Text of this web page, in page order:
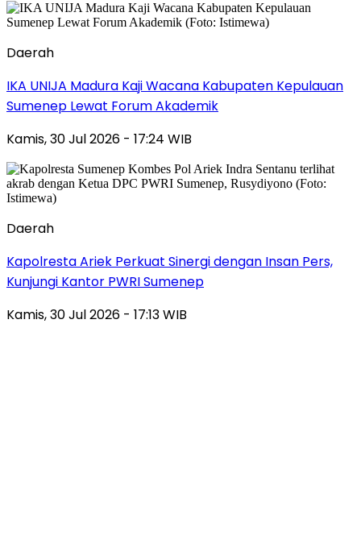
Daerah
IKA UNIJA Madura Kaji Wacana Kabupaten Kepulauan
Sumenep Lewat Forum Akademik
Kamis, 30 Jul 2026 - 17:24 WIB
Daerah
Kapolresta Ariek Perkuat Sinergi dengan Insan Pers,
Kunjungi Kantor PWRI Sumenep
Kamis, 30 Jul 2026 - 17:13 WIB